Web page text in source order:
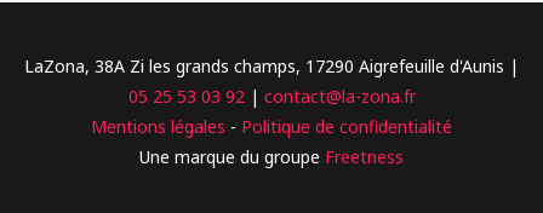
LaZona, 38A Zi les grands champs, 17290 Aigrefeuille d'Aunis |
05 25 53 03 92| contact@la-zona.fr
Mentions légales - Politique de confidentialité
Une marque du groupe Freetness